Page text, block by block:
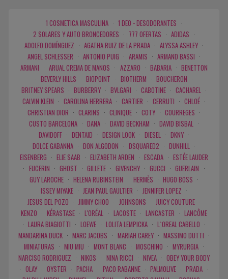
1 COSMETICA MASCULINA · 1 DEO - DESODORANTES ·
2 SOLARES Y AUTO BRONCEDORES · 777 OFERTAS · ADIDAS ·
ADOLFO DOMÍNGUEZ · AGATHA RUIZ DE LA PRADA · ALYSSA ASHLEY ·
ANGEL SCHLESSER · ANTONIO PUIG · ARAMIS · ARMAND BASSI ·
ARMANI · ARUAL CREMA DE MANOS · AZZARO · BABARIA · BENETTON
· BEVERLY HILLS · BIOPOINT · BIOTHERM · BOUCHERON ·
BRITNEY SPEARS · BURBERRY · BVLGARI · CABOTINE · CACHAREL ·
CALVIN KLEIN · CAROLINA HERRERA · CARTIER · CERRUTI · CHLOÉ ·
CHRISTIAN DIOR · CLARINS · CLINIQUE · COTY · COURREGES ·
CUSTO BARCELONA · DANA · DAVID BECKHAM · DAVID BISBAL ·
DAVIDOFF · DENTAID · DESIGN LOOK · DIESEL · DKNY ·
DOLCE GABANNA · DON ALGODON · DSQUARED2 · DUNHILL ·
EISENBERG · ELIE SAAB · ELIZABETH ARDEN · ESCADA · ESTÉE LAUDER
· EUCERIN · GHOST · GILLETE · GIVENCHY · GUCCI · GUERLAIN ·
GUY LAROCHE · HELENA RUBINSTEIN · HERMÈS · HUGO BOSS ·
ISSEY MIYAKE · JEAN PAUL GAULTIER · JENNIFER LOPEZ ·
JESUS DEL POZO · JIMMY CHOO · JOHNSONS · JUICY COUTURE ·
KENZO · KÉRASTASE · L'ORÉAL · LACOSTE · LANCASTER · LANCÔME
· LAURA BIAGIOTTI · LOEWE · LOLITA LEMPICKA · L`OREAL CABELLO ·
MANDARINA DUCK · MARC JACOBS · MARIAH CAREY · MASSIMO DUTTI ·
MINIATURAS · MIU MIU · MONT BLANC · MOSCHINO · MYRURGIA ·
NARCISO RODRIGUEZ · NIKOS · NINA RICCI · NIVEA · OBEY YOUR BODY
· OLAY · OYSTER · PACHA · PACO RABANNE · PALMOLIVE · PRADA ·